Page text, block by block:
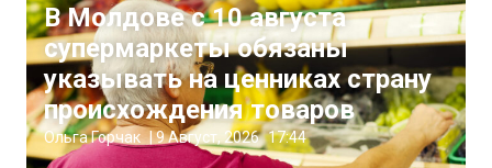
В Молдове с 10 августа
супермаркеты обязаны
указывать на ценниках страну
происхождения товаров
Ольга Горчак |9 Август, 2026 17:44